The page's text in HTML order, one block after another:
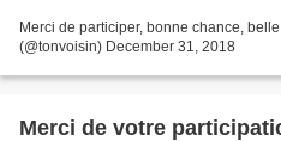
Merci de participer, bonne chance,
(@tonvoisin) December 31, 2018
Merci de votre